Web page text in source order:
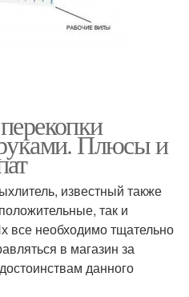
Плюсы и
известный также
так и
все необходимо тщательно
в магазин за
данного